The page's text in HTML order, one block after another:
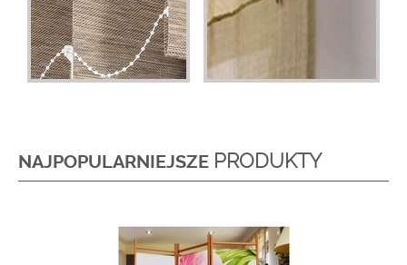
NAJPOPULARNIEJSZE PRODUKTY